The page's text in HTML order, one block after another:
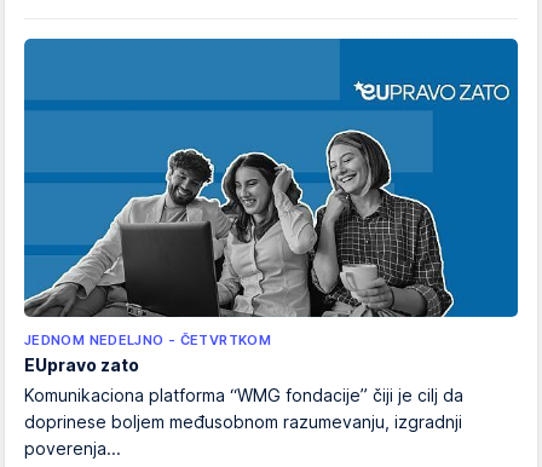
JEDNOM NEDELJNO - ČETVRTKOM
EUpravo zato
Komunikaciona platforma “WMG fondacije” čiji je cilj da
doprinese boljem međusobnom razumevanju, izgradnji
poverenja...